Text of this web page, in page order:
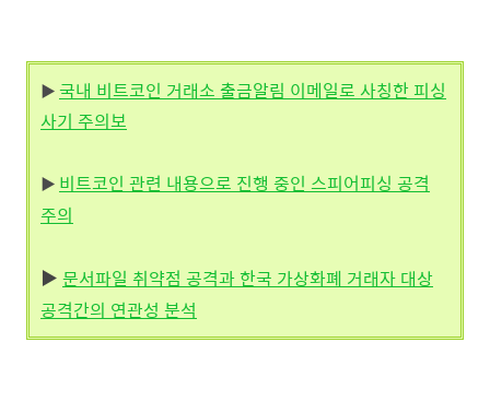
▶국내 비트코인 거래소 출금알림 이메일로 사칭한 피싱
사기 주의보
▶ 비트코인 관련 내용으로 진행 중인 스피어피싱 공격
주의
▶ 문서파일 취약점 공격과 한국 가상화폐 거래자 대상
공격간의 연관성 분석